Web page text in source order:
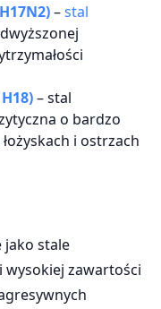
–stal
– stal
o bardzo
i ostrzach
jako stale
zawartości